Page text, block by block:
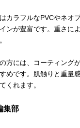
カラフルなPVCやネオ
ンが豊富です。重さに
方には、コーティング
めです。肌触りと重量
くれます。
集部